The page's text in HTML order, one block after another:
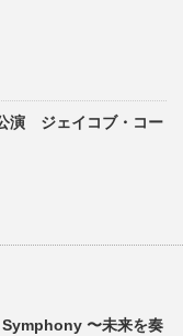
演 ジェイコブ・コー
〜未来を奏